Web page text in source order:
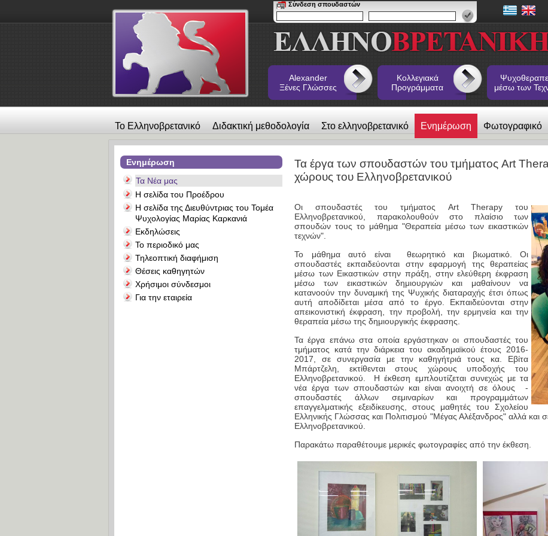
Σύνδεση σπουδαστών
μέσω των
Κολλεγιακά
Προγράμματα
Alexander
Ξένες Γλώσσες
Το Ελληνοβρετανικό Διδακτική μεθοδολογία Στο ελληνοβρετανικό Ενημέρωση Φωτογραφικό
λεύκωμα Επικοινωνία Alexander Ξένες Γλώσσες
Ενημέρωση
Τα Νέα μας
Η σελίδα του Προέδρου
Η σελίδα της Διευθύντριας του Τομέα
Ψυχολογίας Μαρίας Καρκανιά
Εκδηλώσεις
Το περιοδικό μας
Τηλεοπτική διαφήμιση
Θέσεις καθηγητών
Χρήσιμοι σύνδεσμοι
Για την εταιρεία
Τα έργα των σπουδαστών του τμήματος Art
χώρους του Ελληνοβρετανικού
Οι σπουδαστές του τμήματος Art Therapy του
Ελληνοβρετανικού, παρακολουθούν στο πλαίσιο των
σπουδών τους το μάθημα "Θεραπεία μέσω των εικαστικών
τεχνών".
Το μάθημα αυτό είναι θεωρητικό και βιωματικό. Οι
σπουδαστές εκπαιδεύονται στην εφαρμογή της θεραπείας
μέσω των Εικαστικών στην πράξη, στην ελεύθερη έκφραση
μέσω των εικαστικών δημιουργιών και μαθαίνουν να
κατανοούν την δυναμική της Ψυχικής διαταραχής έτσι όπως
αυτή αποδίδεται μέσα από το έργο. Εκπαιδεύονται στην
απεικονιστική έκφραση, την προβολή, την ερμηνεία και την
θεραπεία μέσω της δημιουργικής έκφρασης.
Τα έργα επάνω στα οποία εργάστηκαν οι σπουδαστές του
τμήματος κατά την διάρκεια του ακαδημαϊκού έτους 2016-
2017, σε συνεργασία με την καθηγήτριά τους κα. Εβίτα
Μπάρτζελη, εκτίθενται στους χώρους υποδοχής του
Ελληνοβρετανικού. Η έκθεση εμπλουτίζεται συνεχώς με τα
νέα έργα των σπουδαστών και είναι ανοιχτή σε όλους -
σπουδαστές άλλων σεμιναρίων και προγραμμάτων
επαγγελματικής εξειδίκευσης, στους μαθητές του Σχολείου
Ελληνικής Γλώσσας και Πολιτισμού "Μέγας Αλέξανδρος" αλλά και
Ελληνοβρετανικού.
Παρακάτω παραθέτουμε μερικές φωτογραφίες από την έκθεση.